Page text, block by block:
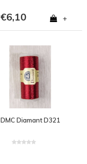
€6,10 +
DMC Diamant D321